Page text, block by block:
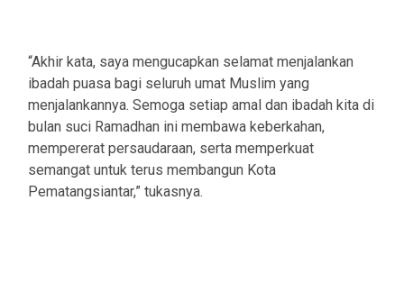
“Akhir kata, saya mengucapkan selamat menjalankan
ibadah puasa bagi seluruh umat Muslim yang
menjalankannya. Semoga setiap amal dan ibadah kita di
bulan suci Ramadhan ini membawa keberkahan,
mempererat persaudaraan, serta memperkuat
semangat untuk terus membangun Kota
Pematangsiantar,” tukasnya.